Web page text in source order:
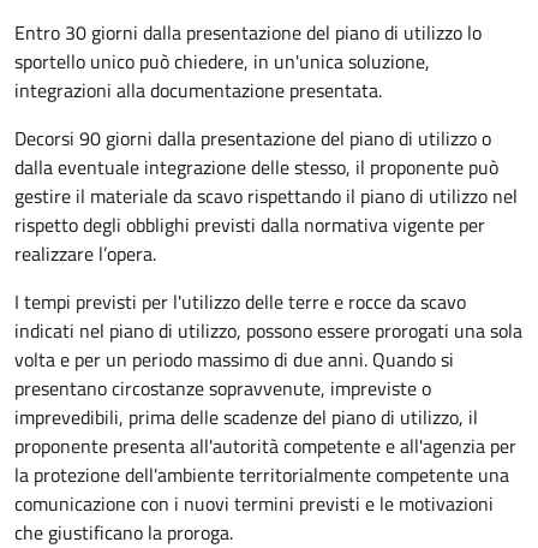
Entro 30 giorni dalla presentazione del piano di utilizzo lo
sportello unico può chiedere, in un'unica soluzione,
integrazioni alla documentazione presentata.
Decorsi 90 giorni dalla presentazione del piano di utilizzo o
dalla eventuale integrazione delle stesso, il proponente può
gestire il materiale da scavo rispettando il piano di utilizzo nel
rispetto degli obblighi previsti dalla normativa vigente per
realizzare l’opera.
I tempi previsti per l'utilizzo delle terre e rocce da scavo
indicati nel piano di utilizzo, possono essere prorogati una sola
volta e per un periodo massimo di due anni. Quando si
presentano circostanze sopravvenute, impreviste o
imprevedibili, prima delle scadenze del piano di utilizzo, il
proponente presenta all'autorità competente e all'agenzia per
la protezione dell'ambiente territorialmente competente una
comunicazione con i nuovi termini previsti e le motivazioni
che giustificano la proroga.